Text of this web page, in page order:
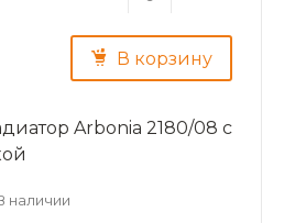
В корзину
Arbonia 2180/08 с
наличии